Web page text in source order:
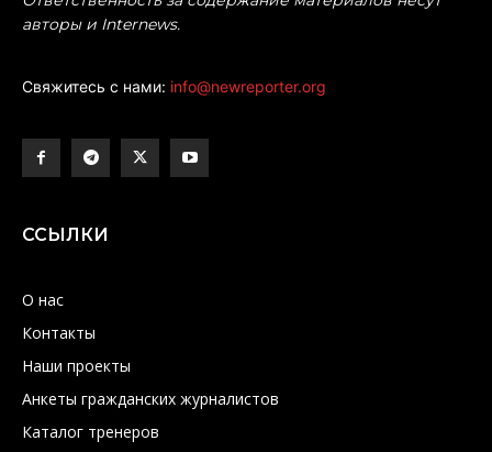
авторы и Internews.
Свяжитесь с нами: info@newreporter.org
ССЫЛКИ
О нас
Контакты
Наши проекты
Анкеты гражданских журналистов
Каталог тренеров